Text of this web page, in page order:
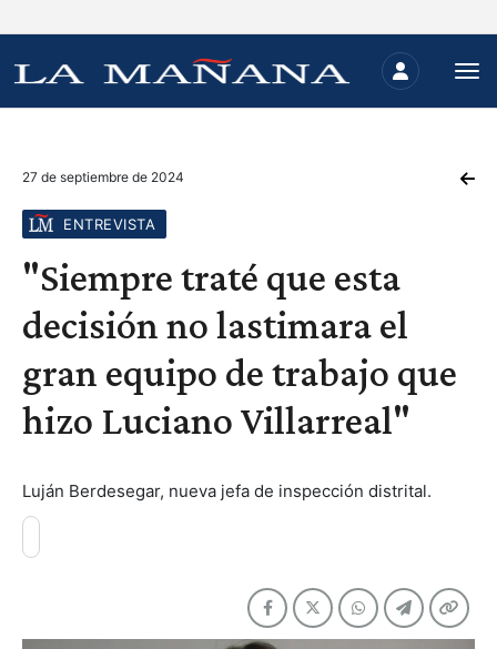
27 de septiembre de 2024
ENTREVISTA
"Siempre traté que esta
decisión no lastimara el
gran equipo de trabajo que
hizo Luciano Villarreal"
Luján Berdesegar, nueva jefa de inspección distrital.